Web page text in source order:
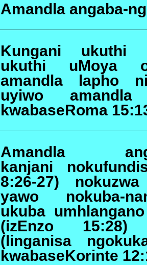
Amandla angaba-
Kungani ukuthi
ukuthi uMoya
amandla lapho
uyiwo
kwabaseRoma
Amandla
kanjani
8:26-27)
yawo nokuba-
ukuba
(izEnzo
(linganisa
kwabaseKorinte